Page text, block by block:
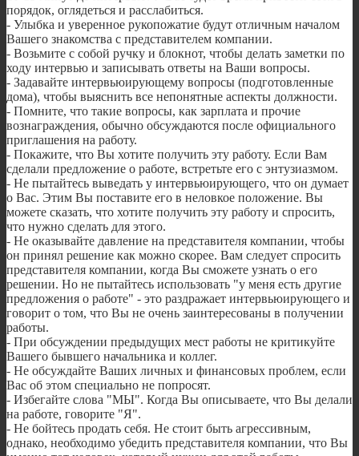
порядок, оглядеться и расслабиться.
- Улыбка и уверенное рукопожатие будут отличным началом
Вашего знакомства с представителем компании.
- Возьмите с собой ручку и блокнот, чтобы делать заметки по
ходу интервью и записывать ответы на Ваши вопросы.
- Задавайте интервьюирующему вопросы (подготовленные
дома), чтобы выяснить все непонятные аспекты должности.
- Помните, что такие вопросы, как зарплата и прочие
вознаграждения, обычно обсуждаются после официального
приглашения на работу.
- Покажите, что Вы хотите получить эту работу. Если Вам
сделали предложение о работе, встретьте его с энтузиазмом.
- Не пытайтесь выведать у интервьюирующего, что он думает
о Вас. Этим Вы поставите его в неловкое положение. Вы
можете сказать, что хотите получить эту работу и спросить,
что нужно сделать для этого.
- Не оказывайте давление на представителя компании, чтобы
он принял решение как можно скорее. Вам следует спросить
представителя компании, когда Вы сможете узнать о его
решении. Но не пытайтесь использовать "у меня есть другие
предложения о работе" - это раздражает интервьюирующего и
говорит о том, что Вы не очень заинтересованы в получении
работы.
- При обсуждении предыдущих мест работы не критикуйте
Вашего бывшего начальника и коллег.
- Не обсуждайте Ваших личных и финансовых проблем, если
Вас об этом специально не попросят.
- Избегайте слова "МЫ". Когда Вы описываете, что Вы делали
на работе, говорите "Я".
- Не бойтесь продать себя. Не стоит быть агрессивным,
однако, необходимо убедить представителя компании, что Вы